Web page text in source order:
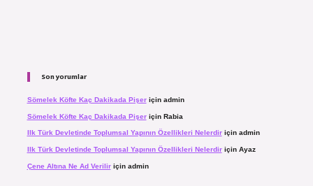
Son yorumlar
Sömelek Köfte Kaç Dakikada Pişeriçin admin
Sömelek Köfte Kaç Dakikada Pişeriçin Rabia
Ilk Türk Devletinde Toplumsal Yapının Özellikleri Nelerdiriçin admin
Ilk Türk Devletinde Toplumsal Yapının Özellikleri Nelerdiriçin Ayaz
Çene Altına Ne Ad Veriliriçin admin